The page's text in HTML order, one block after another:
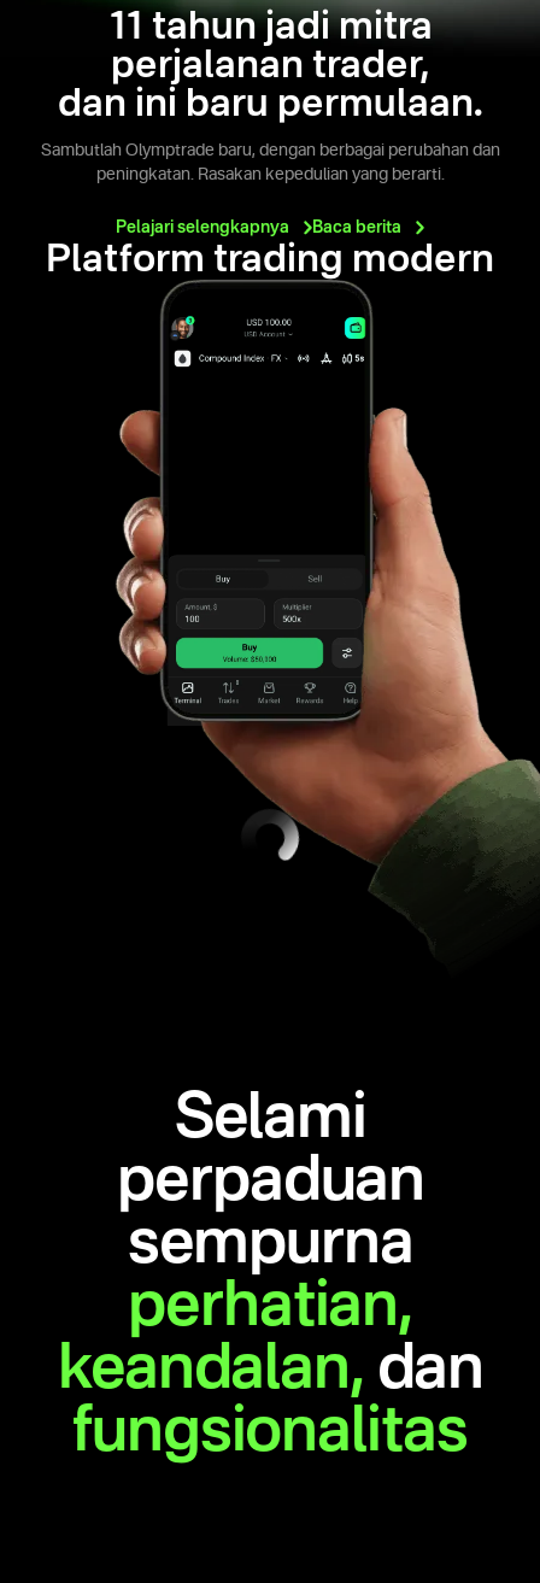
11 tahun jadi mitra
perjalanan trader,
dan ini baru permulaan.
Sambutlah Olymptrade baru, dengan berbagai perubahan dan
peningkatan. Rasakan kepedulian yang berarti.
Pelajari selengkapnya Baca berita
Platform trading modern
Selami
perpaduan
sempurna
perhatian,
keandalan, dan
fungsionalitas